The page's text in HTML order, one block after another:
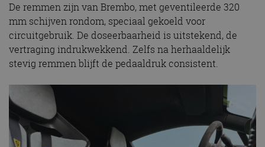
De remmen zijn van Brembo, met geventileerde 320
mm schijven rondom, speciaal gekoeld voor
circuitgebruik. De doseerbaarheid is uitstekend, de
vertraging indrukwekkend. Zelfs na herhaaldelijk
stevig remmen blijft de pedaaldruk consistent.